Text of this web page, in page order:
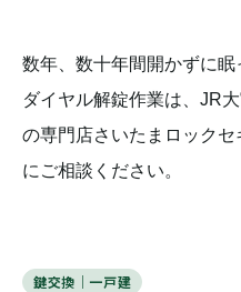
数年、数十年間開かずに
ダイヤル解錠作業は、JR
の専門店さいたまロック
にご相談ください。
鍵交換｜一戸建